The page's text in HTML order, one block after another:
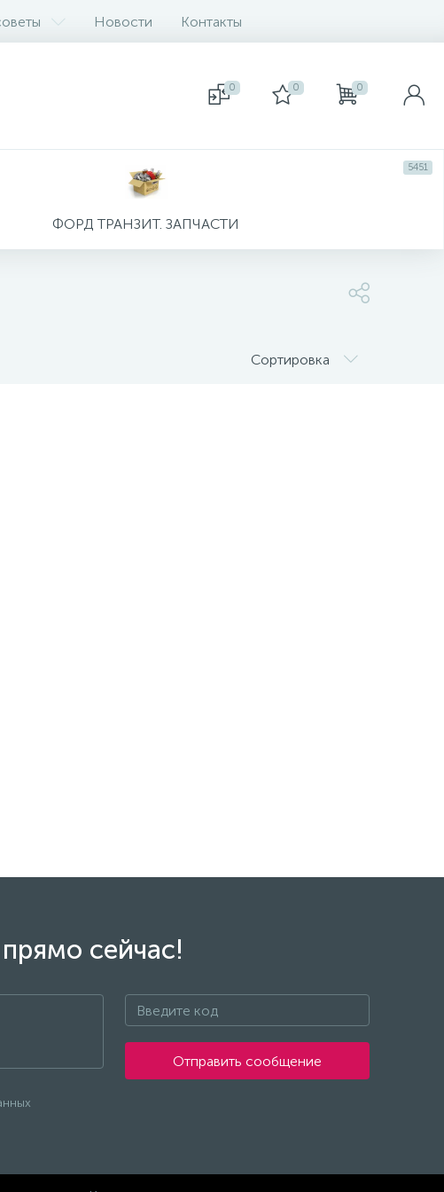
Новости Контакты
0 0 0
ФОРД ТРАНЗИТ. ЗАПЧАСТИ
5451
Сортировка
сейчас!
Отправить сообщение